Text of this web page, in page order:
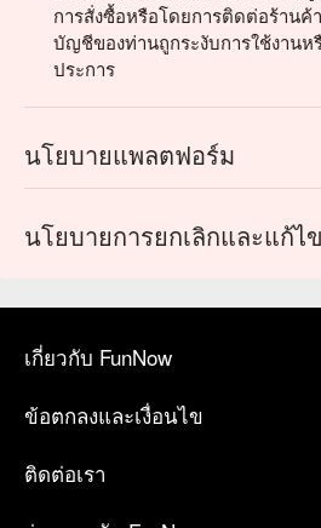
การสั่งซื้อหรือโดยการติดต่อร้านค้
บัญชีของท่านถูกระงับการใช้งานห
ประการ
นโยบายแพลตฟอร์ม
นโยบายการยกเลิกและแก้ไ
เกี่ยวกับ FunNow
ข้อตกลงและเงื่อนไข
ติดต่อเรา